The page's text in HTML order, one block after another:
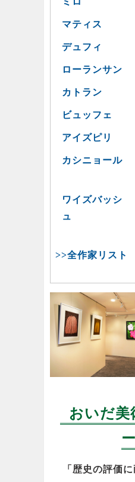
マティス
デュフィ
ローランサン
カトラン
ビュッフェ
アイズピリ
カシニョール
ワイズバッシ
ュ
>>全作家リスト
おいだ美
ー
「歴史の評価